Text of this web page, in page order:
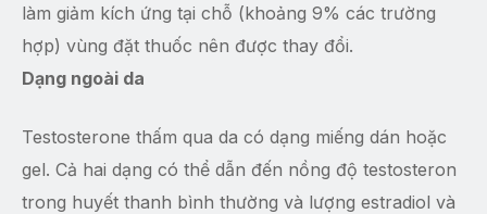
làm giảm kích ứng tại chỗ (khoảng 9% các trường
hợp) vùng đặt thuốc nên được thay đổi.
Dạng ngoài da
Testosterone thấm qua da có dạng miếng dán hoặc
gel. Cả hai dạng có thể dẫn đến nồng độ testosteron
trong huyết thanh bình thường và lượng estradiol và